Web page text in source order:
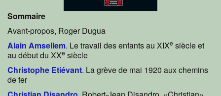
Sommaire
Avant-propos, Roger Dugua
Alain Amsellem. Le travail des enfants au XIXe siècle et
au début du XXe siècle
Christophe Etiévant. La grève de mai 1920 aux chemins
de fer